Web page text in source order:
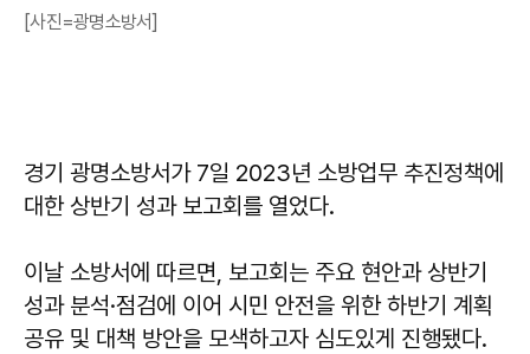
[사진=광명소방서]
경기 광명소방서가 7일 2023년 소방업무 추진정책에
대한 상반기 성과 보고회를 열었다.
이날 소방서에 따르면, 보고회는 주요 현안과 상반기
성과 분석·점검에 이어 시민 안전을 위한 하반기 계획
공유 및 대책 방안을 모색하고자 심도있게 진행됐다.